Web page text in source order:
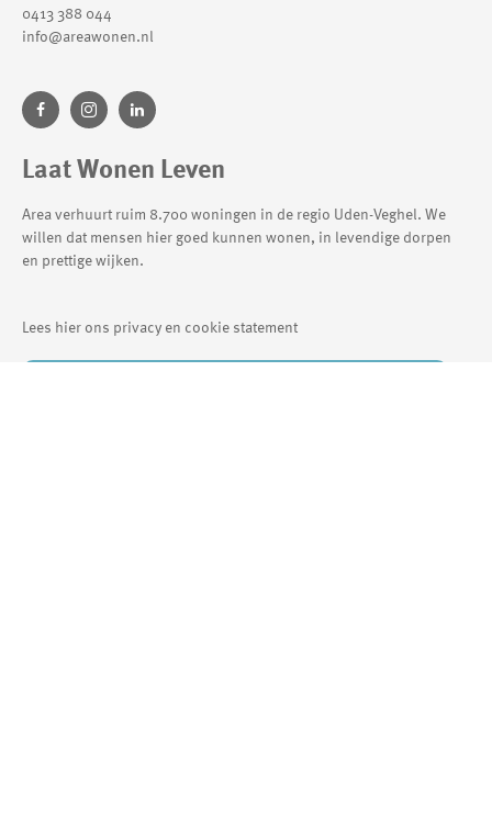
0413 388 044
info@areawonen.nl
Laat Wonen Leven
Area verhuurt ruim 8.700 woningen in de regio Uden-Veghel. We
willen dat mensen hier goed kunnen wonen, in levendige dorpen
en prettige wijken.
Lees hier ons privacy en cookie statement